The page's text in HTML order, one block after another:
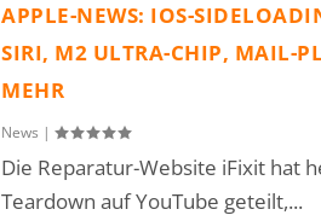
APPLE-NEWS: IOS-
SIRI, M2 ULTRA-CHIP, MAIL-
MEHR
News |
Die Reparatur-Website iFixit hat
Teardown auf YouTube geteilt,...